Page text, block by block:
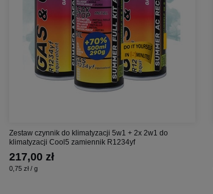
Zestaw czynnik do klimatyzacji 5w1 + 2x 2w1 do
klimatyzacji Cool5 zamiennik R1234yf
217,00 zł
0,75 zł / g